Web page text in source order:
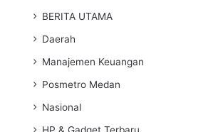
BERITA UTAMA
Daerah
Manajemen Keuangan
Posmetro Medan
Nasional